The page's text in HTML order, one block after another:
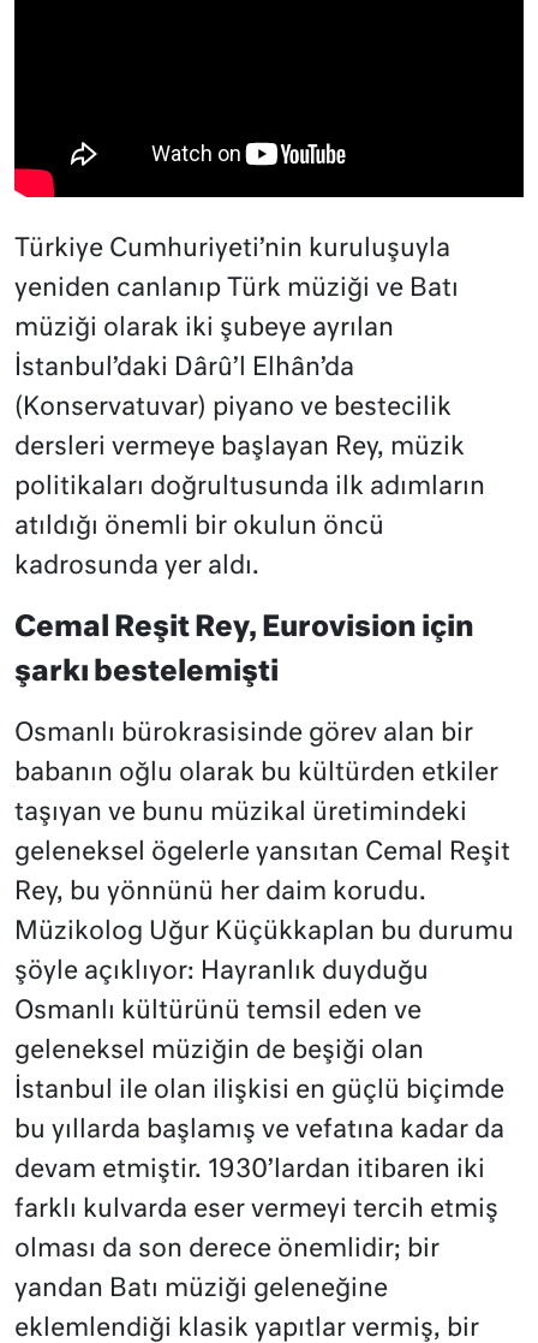
Türkiye Cumhuriyeti’nin kuruluşuyla
yeniden canlanıp Türk müziği ve Batı
müziği olarak iki şubeye ayrılan
İstanbul’daki Dârû’l Elhân’da
(Konservatuvar) piyano ve bestecilik
dersleri vermeye başlayan Rey, müzik
politikaları doğrultusunda ilk adımların
atıldığı önemli bir okulun öncü
kadrosunda yer aldı.
Cemal Reşit Rey, Eurovision için
şarkı bestelemişti
Osmanlı bürokrasisinde görev alan bir
babanın oğlu olarak bu kültürden etkiler
taşıyan ve bunu müzikal üretimindeki
geleneksel ögelerle yansıtan Cemal Reşit
Rey, bu yönnünü her daim korudu.
Müzikolog Uğur Küçükkaplan bu durumu
şöyle açıklıyor: Hayranlık duyduğu
Osmanlı kültürünü temsil eden ve
geleneksel müziğin de beşiği olan
İstanbul ile olan ilişkisi en güçlü biçimde
bu yıllarda başlamış ve vefatına kadar da
devam etmiştir. 1930’lardan itibaren iki
farklı kulvarda eser vermeyi tercih etmiş
olması da son derece önemlidir; bir
yandan Batı müziği geleneğine
eklemlendiği klasik yapıtlar vermiş, bir